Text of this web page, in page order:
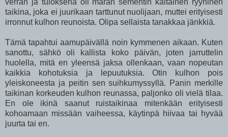
taikina, joka ei juurikaan tarttunut nuolijaan, muttei erityisesti
irronnut kulhon reunoista. Olipa sellaista tanakkaa jänkkiä.
Tämä tapahtui aamupäivällä noin kymmenen aikaan. Kuten
sanottu, sähkö oli kallista koko päivän, joten jarruttelin
huolella, mitä en yleensä jaksa ollenkaan, vaan nopeutan
kaikkia kohotuksia ja lepuutuksia. Otin kulhon pois
yleiskoneesta ja peitin sen suihkumyssyllä. Panin merkille
taikinan korkeuden kulhon reunassa, paljonko oli vielä tilaa.
En ole ikinä saanut ruistaikinaa mitenkään erityisesti
kohoamaan missään vaiheessa, käytinpä hiivaa tai hyvää
juurta tai en.